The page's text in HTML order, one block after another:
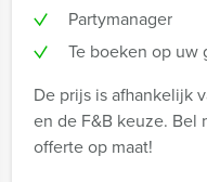
Partymanager
Te boeken op uw
De prijs is afhankelijk
en de F&B keuze. Bel
offerte op maat!